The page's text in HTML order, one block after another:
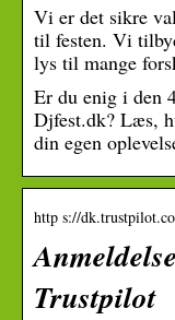
Vi er det sikre
til festen. Vi
lys til mange
Er du enig i den
Djfest.dk? Læs,
din egen
http s://
Trustpilot